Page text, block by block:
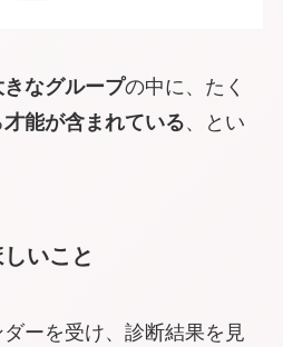
なグループの中に、たく
才能が含まれている、とい
いこと
ーを受け、診断結果を見